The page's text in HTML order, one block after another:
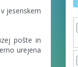
jesenskem
pošte in
urejena